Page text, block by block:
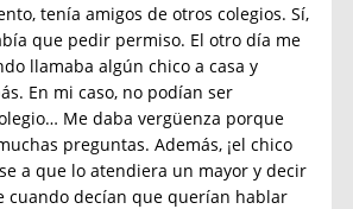
tenía amigos de otros colegios. Sí,
que pedir permiso. El otro día me
llamaba algún chico a casa y
En mi caso, no podían ser
Me daba vergüenza porque
preguntas. Además, ¡el chico
a que lo atendiera un mayor y decir
cuando decían que querían hablar